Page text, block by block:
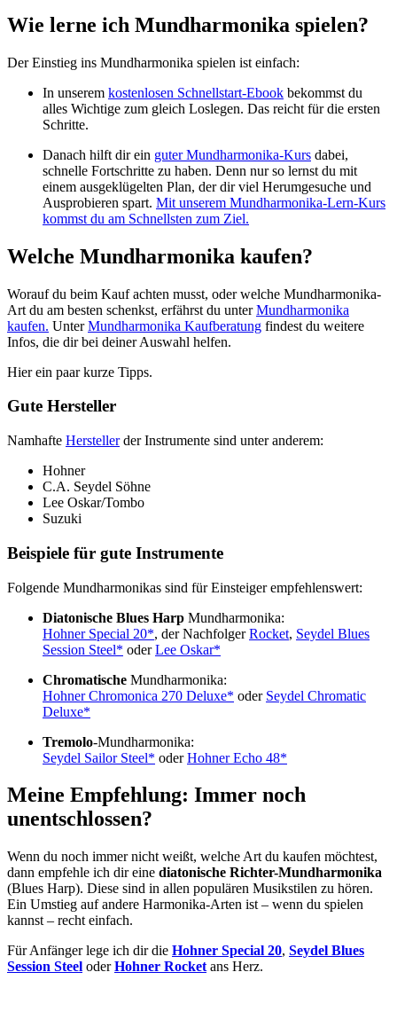
Wie lerne ich Mundharmonika spielen?
Der Einstieg ins Mundharmonika spielen ist einfach:
In unserem kostenlosen Schnellstart-Ebook bekommst du
alles Wichtige zum gleich Loslegen. Das reicht für die ersten
Schritte.
Danach hilft dir ein guter Mundharmonika-Kurs dabei,
schnelle Fortschritte zu haben. Denn nur so lernst du mit
einem ausgeklügelten Plan, der dir viel Herumgesuche und
Ausprobieren spart. Mit unserem Mundharmonika-Lern-Kurs
kommst du am Schnellsten zum Ziel.
Welche Mundharmonika kaufen?
Worauf du beim Kauf achten musst, oder welche Mundharmonika-
Art du am besten schenkst, erfährst du unterMundharmonika
kaufen. UnterMundharmonika Kaufberatung findest du weitere
Infos, die dir bei deiner Auswahl helfen.
Hier ein paar kurze Tipps.
Gute Hersteller
Namhafte Herstellerder Instrumente sind unter anderem:
Hohner
C.A. Seydel Söhne
Lee Oskar/Tombo
Suzuki
Beispiele für gute Instrumente
Folgende Mundharmonikas sind für Einsteiger empfehlenswert:
Diatonische Blues Harp Mundharmonika:
Hohner Special 20*, der NachfolgerRocket, Seydel Blues
Session Steel* oderLee Oskar*
Chromatische Mundharmonika:
Hohner Chromonica 270 Deluxe* oder Seydel Chromatic
Deluxe*
Tremolo-Mundharmonika:
Seydel Sailor Steel* oderHohner Echo 48*
Meine Empfehlung: Immer noch
unentschlossen?
Wenn du noch immer nicht weißt, welche Art du kaufen möchtest,
dann empfehle ich dir eine diatonische Richter-Mundharmonika
(Blues Harp). Diese sind in allen populären Musikstilen zu hören.
Ein Umstieg auf andere Harmonika-Arten ist – wenn du spielen
kannst – recht einfach.
Für Anfänger lege ich dir die Hohner Special 20, Seydel Blues
Session Steel oderHohner Rocket ans Herz.